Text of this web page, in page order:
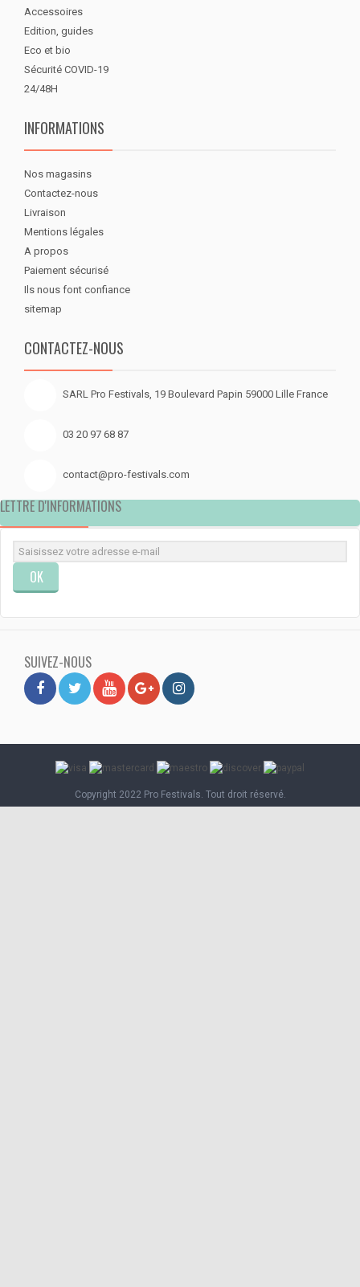
Accessoires
Edition, guides
Eco et bio
Sécurité COVID-19
24/48H
INFORMATIONS
Nos magasins
Contactez-nous
Livraison
Mentions légales
A propos
Paiement sécurisé
Ils nous font confiance
sitemap
CONTACTEZ-NOUS
SARL Pro Festivals, 19 Boulevard Papin 59000 Lille France
03 20 97 68 87
contact@pro-festivals.com
LETTRE D'INFORMATIONS
OK
SUIVEZ-NOUS
Copyright 2022 Pro Festivals. Tout droit réservé.